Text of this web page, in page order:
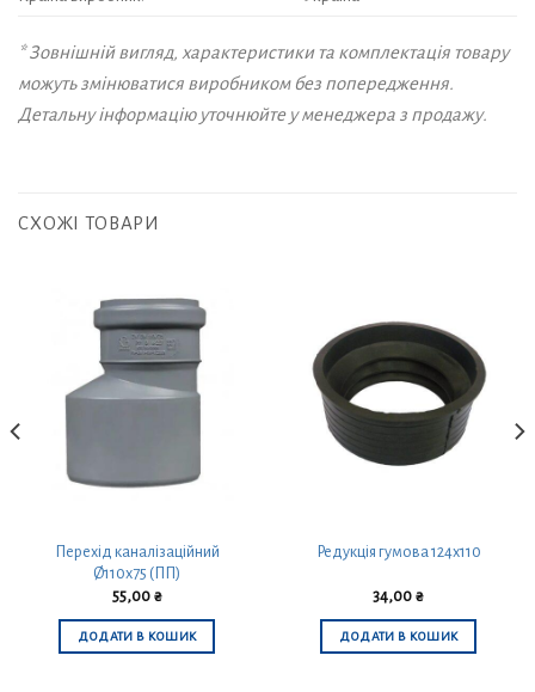
* Зовнішній вигляд, характеристики та комплектація товару
можуть змінюватися виробником без попередження.
Детальну інформацію уточнюйте у менеджера з продажу.
СХОЖІ ТОВАРИ
Перехід каналізаційний
Ø110х75 (ПП)
55,00 ₴
ДОДАТИ В КОШИК
Редукція гумова 124х110
34,00 ₴
ДОДАТИ В КОШИК